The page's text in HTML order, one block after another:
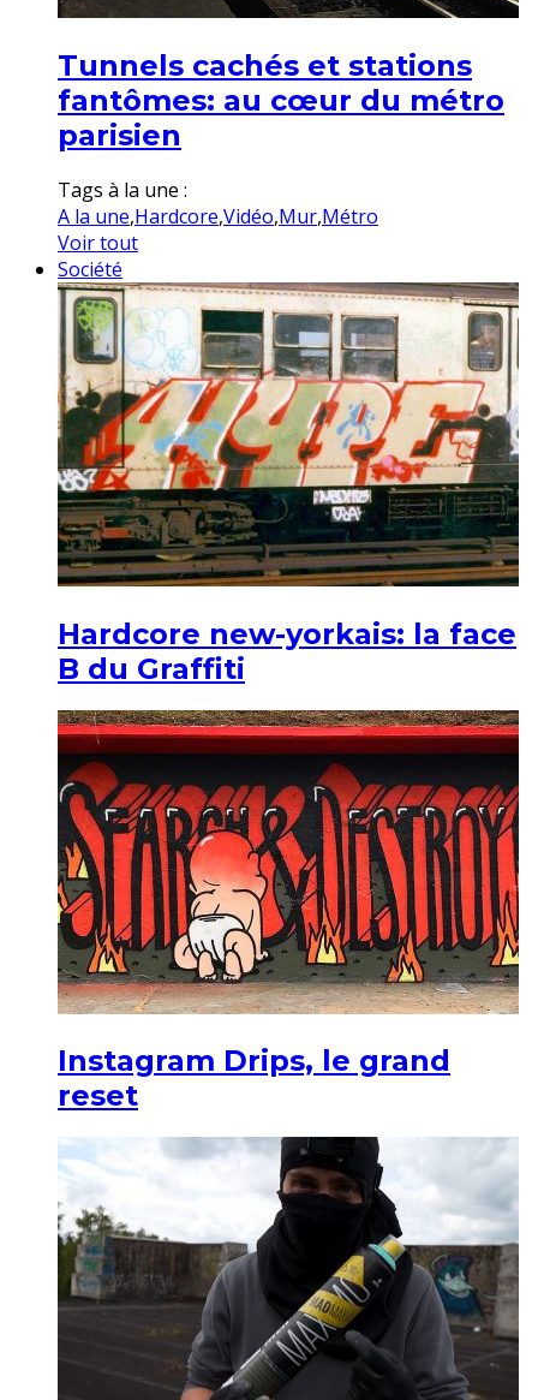
Tunnels cachés et stations
fantômes: au cœur du métro
parisien
Tags à la une :
A la une,Hardcore,Vidéo,Mur,Métro
Voir tout
Société
Hardcore new-yorkais: la face
B du Graffiti
Instagram Drips, le grand
reset